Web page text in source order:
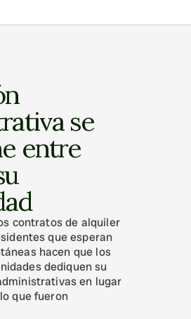
se
entre
contratos de alquiler
que esperan
hacen que los
dediquen su
en lugar
que fueron